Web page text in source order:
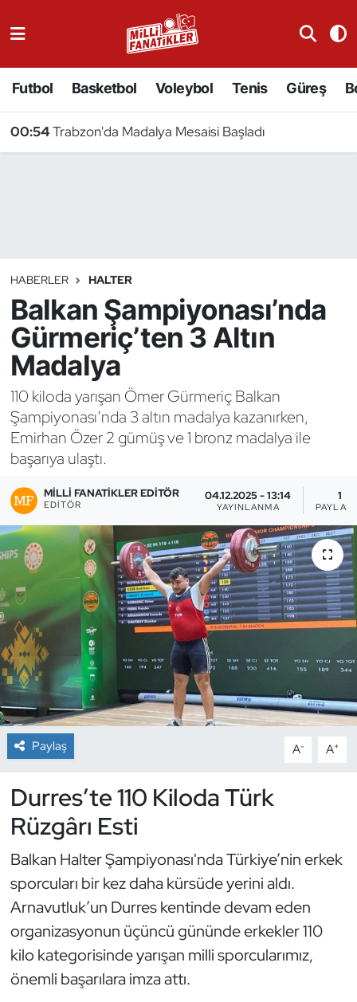
Futbol Basketbol Voleybol Tenis Güreş
00:54Trabzon'da Madalya Mesaisi Başladı
HABERLER HALTER
Balkan Şampiyonası’nda
Gürmeriç’ten 3 Altın
Madalya
110 kiloda yarışan Ömer Gürmeriç Balkan
Şampiyonası’nda 3 altın madalya kazanırken,
Emirhan Özer 2 gümüş ve 1 bronz madalya ile
başarıya ulaştı.
MILLI FANATIKLER EDITÖR
EDITÖR
04.12.2025 - 13:14
YAYINLANMA
1
Paylaş A- A+
Durres’te 110 Kiloda Türk
Rüzgârı Esti
Balkan Halter Şampiyonası'nda Türkiye’nin erkek
sporcuları bir kez daha kürsüde yerini aldı.
Arnavutluk’un Durres kentinde devam eden
organizasyonun üçüncü gününde erkekler 110
kilo kategorisinde yarışan milli sporcularımız,
önemli başarılara imza attı.
Badminton
Binicilik
Bisiklet
Bocce Bowling Dart
Boks
Briç
Buz Hokeyi
Buz Pateni
Çim Hokeyi
Cimnastik
Curling
Dağcılık
Dans Sporları
Dövüş Sanatı
E-Spor
Eskrim
Futbol
Futsal